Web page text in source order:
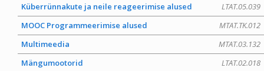
LTAT.05.039
Küberrünnakute ja neile reageerimise alused
MTAT.TK.012
MOOC Programmeerimise alused
MTAT.03.132
Multimeedia
LTAT.02.018
Mängumootorid